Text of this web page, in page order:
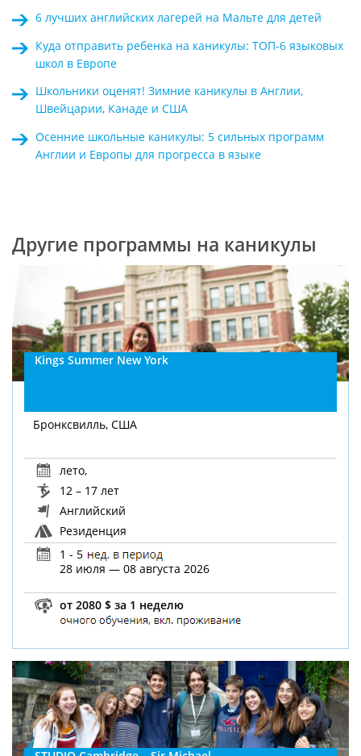
6 лучших английских лагерей на Мальте для детей
Куда отправить ребенка на каникулы: ТОП-6 языковых
школ в Европе
Школьники оценят! Зимние каникулы в Англии,
Швейцарии, Канаде и США
Осенние школьные каникулы: 5 сильных программ
Англии и Европы для прогресса в языке
Другие программы на каникулы
Kings Summer New York
Бронксвилль, США
лето,
12 – 17 лет
Английский
Резиденция
1 - 5
28 июля — 08 августа 2026
от 2080 $ за 1 неделю